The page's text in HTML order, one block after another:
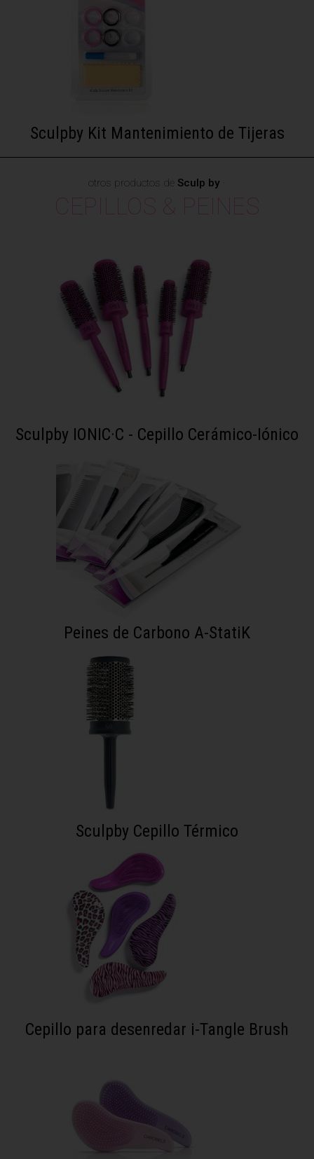
Sculpby Kit Mantenimiento de Tijeras
otros productos de Sculp by
CEPILLOS & PEINES
Sculpby IONIC·C - Cepillo Cerámico-Iónico
Peines de Carbono A-StatiK
Sculpby Cepillo Térmico
Cepillo para desenredar i-Tangle Brush